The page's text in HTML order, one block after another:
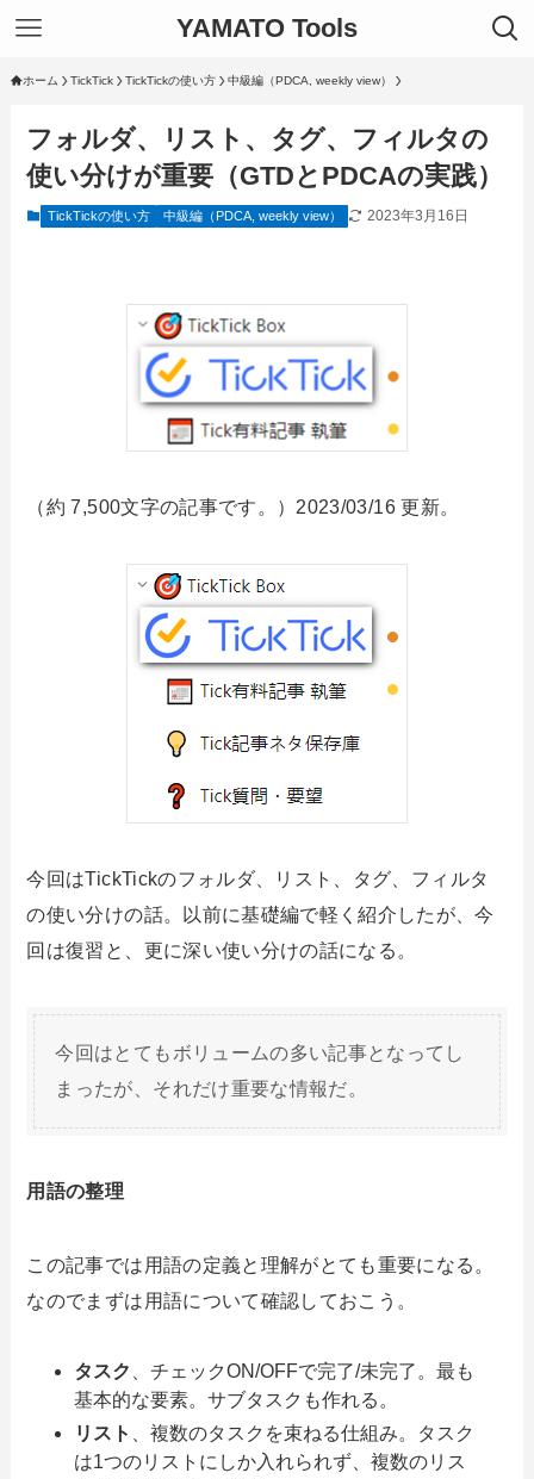
YAMATO Tools
ホーム TickTick TickTickの使い方 中級編（PDCA, weekly view）
フォルダ、リスト、タグ、フィルタの
使い分けが重要（GTDとPDCAの実践）
TickTickの使い方 中級編（PDCA, weekly view） 2023年3月16日
（約 7,500文字の記事です。）2023/03/16 更新。
今回はTickTickのフォルダ、リスト、タグ、フィルタ
の使い分けの話。以前に基礎編で軽く紹介したが、今
回は復習と、更に深い使い分けの話になる。
今回はとてもボリュームの多い記事となってし
まったが、それだけ重要な情報だ。
用語の整理
この記事では用語の定義と理解がとても重要になる。
なのでまずは用語について確認しておこう。
タスク 、チェックON/OFFで完了/未完了。最も
基本的な要素。サブタスクも作れる。
リスト 、複数のタスクを束ねる仕組み。タスク
は1つのリストにしか入れられず、複数のリス